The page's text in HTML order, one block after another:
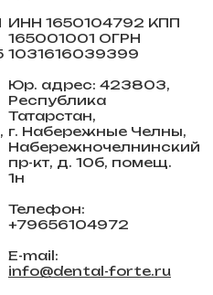
ИНН 1650104792 КПП
165001001 ОГРН
1031616039399
Юр. адрес: 423803,
Республика
Татарстан,
г. Набережные Челны,
Набережночелнинский
пр-кт, д. 10б, помещ.
1н
Телефон:
+79656104972
E-mail:
info@dental-forte.ru